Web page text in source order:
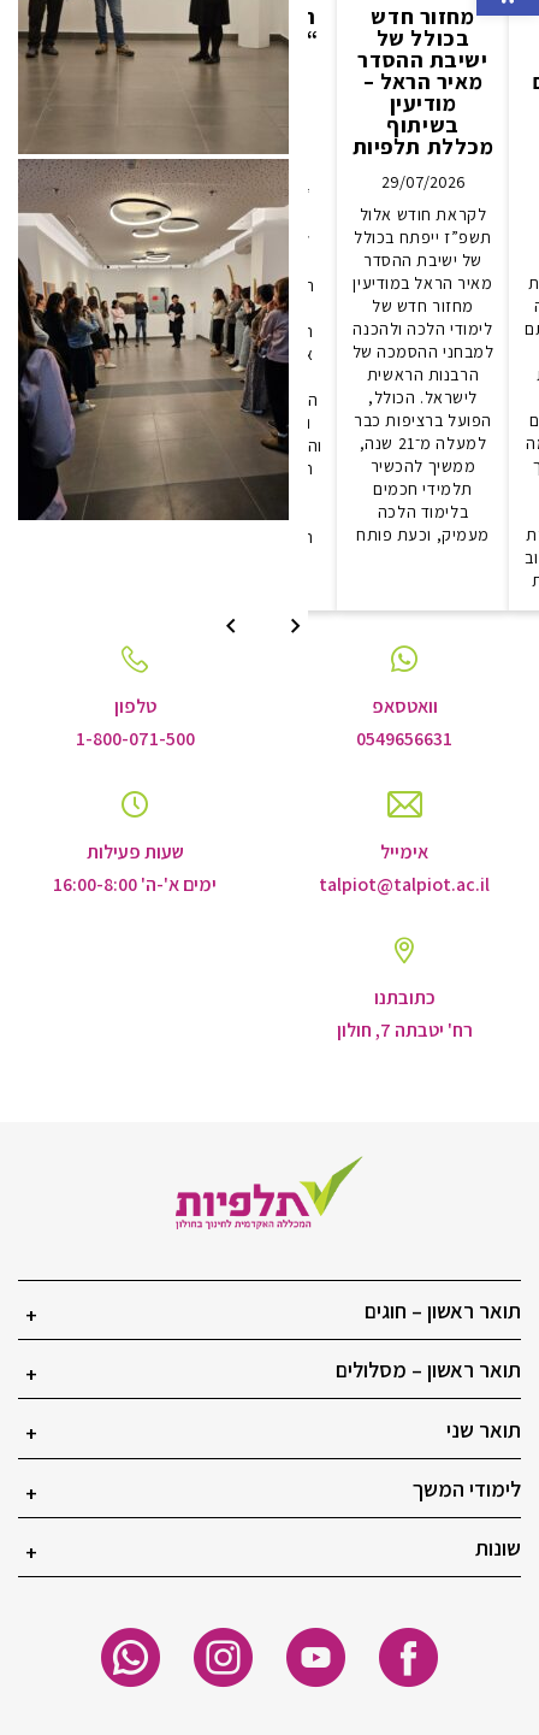
לשקופית
הקודמת
ממשבר
ההערכה
להזדמנות
במכללת
21/07/2026
מכללת תלפיות
קיימה יום שיא
בנושא, ממשבר
ההערכה להזדמנות
פדגוגית עם הבינה
המלאכותית”, שחתם
שנה של למידה,
התנסות והטמעת
AI בהוראה
האקדמית. את היום
יזם והוביל מר שלמה
זלביץ, ראש מערך
התקשוב הפדגוגי
והחדשנות
תערוכת הגמר
“יוצאות לאור”
של בוגרות
המסלול
תערוכת הגמר
“יוצאות לאור” של
בוגרות המסלול
לאמנות במכללת
תלפיות נפתחה
השבוע, ומציגה את
עבודות הסיום של
הסטודנטיות לאחר
ארבע שנות לימוד,
חקר ויצירה.
התערוכה, שאוצרות
ומנחות שקד אביב
והילה קרבלניקוב־פז,
חושפת גופי עבודה
אישיים שגובשו
במהלך השנה
האחרונה ומבטאים
מחזור חדש
בכולל של
ישיבת ההסדר
מאיר הראל –
מודיעין
בשיתוף
מכללת תלפיות
29/07/2026
לקראת חודש אלול
תשפ”ז ייפתח בכולל
של ישיבת ההסדר
מאיר הראל במודיעין
מחזור חדש של
לימודי הלכה ולהכנה
למבחני ההסמכה של
הרבנות הראשית
לישראל. הכולל,
הפועל ברציפות כבר
למעלה מ־21 שנה,
ממשיך להכשיר
תלמידי חכמים
בלימוד הלכה
מעמיק, וכעת פותח
לשקופית
וואטסאפ
0549656631
טלפון
1-800-071-500
אימייל
talpiot@talpiot.ac.il
שעות פעילות
ימים א'-ה' 16:00-8:00
כתובתנו
רח' יטבתה 7, חולון
תואר ראשון – חוגים
+
תואר ראשון – מסלולים
+
תואר שני
+
לימודי המשך
+
שונות
+